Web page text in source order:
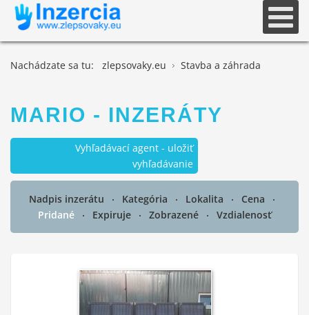
Nachádzate sa tu: zlepsovaky.eu Stavba a záhrada
MARIO - INZERÁTY
Vyhľadávací agent - uložiť
vyhľadávanie
Nadpis inzerátu Kategória Lokalita
Cena
Pridané
Expiruje Zobrazené Vzdialenosť